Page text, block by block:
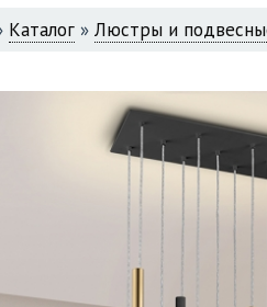
Каталог » Люстры и